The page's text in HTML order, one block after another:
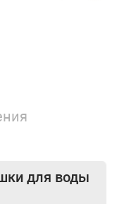
для воды